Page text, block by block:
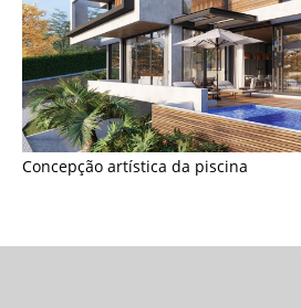
Concepção artística da piscina